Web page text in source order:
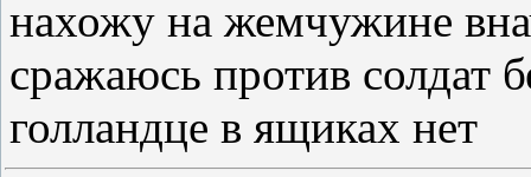
Тогда тот предлагает
больше. Соглашаясь,
говорим с поставщиком.
нахожу на жемчужине
сражаюсь против солдат
голландце в ящиках нет